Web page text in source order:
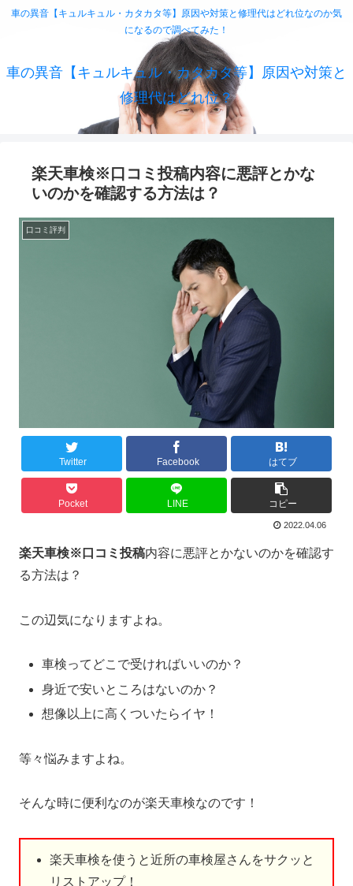
車の異音【キュルキュル・カタカタ等】原因や対策と修理代はどれ位なのか気
になるので調べてみた！
車の異音【キュルキュル・カタカタ等】原因や対策と
修理代はどれ位？
楽天車検※口コミ投稿内容に悪評とかな
いのかを確認する方法は？
口コミ評判
Twitter Facebook はてブ
Pocket LINE コピー
2022.04.06
楽天車検※口コミ投稿内容に悪評とかないのかを確認す
る方法は？
この辺気になりますよね。
車検ってどこで受ければいいのか？
身近で安いところはないのか？
想像以上に高くついたらイヤ！
等々悩みますよね。
そんな時に便利なのが楽天車検なのです！
楽天車検を使うと近所の車検屋さんをサクッと
リストアップ！